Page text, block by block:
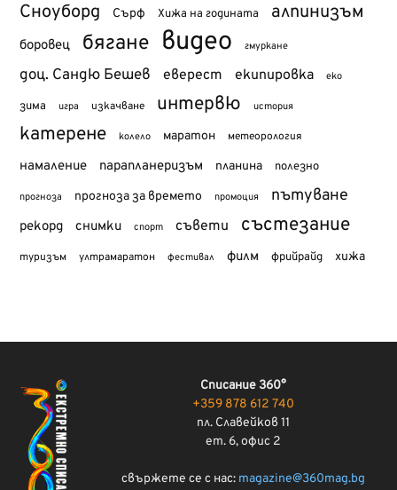
Сноуборд Сърф Хижа на годината алпинизъм
боровец бягане видео гмуркане
доц. Сандю Бешев еверест екипировка еко
зима игра изкачване интервю история
катерене колело маратон метеорология
намаление парапланеризъм планина полезно
прогноза прогноза за времето промоция пътуване
рекорд снимки спорт съвети състезание
туризъм ултрамаратон фестивал филм фрийрайд хижа
Списание 360°
+359 878 612 740
пл. Славейков 11
ет. 6, офис 2
свържете се с нас: magazine@360mag.bg